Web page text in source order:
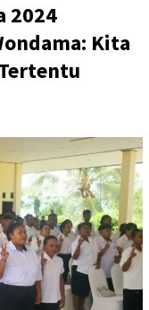
2024
Kita